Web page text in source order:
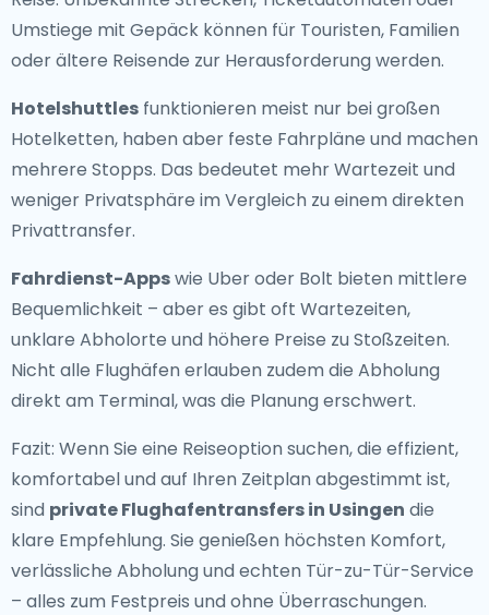
Umstiege mit Gepäck können für Touristen, Familien
oder ältere Reisende zur Herausforderung werden.
Hotelshuttles funktionieren meist nur bei großen
Hotelketten, haben aber feste Fahrpläne und machen
mehrere Stopps. Das bedeutet mehr Wartezeit und
weniger Privatsphäre im Vergleich zu einem direkten
Privattransfer.
Fahrdienst-Appswie Uber oder Bolt bieten mittlere
Bequemlichkeit – aber es gibt oft Wartezeiten,
unklare Abholorte und höhere Preise zu Stoßzeiten.
Nicht alle Flughäfen erlauben zudem die Abholung
direkt am Terminal, was die Planung erschwert.
Fazit: Wenn Sie eine Reiseoption suchen, die effizient,
komfortabel und auf Ihren Zeitplan abgestimmt ist,
sind private Flughafentransfers in Usingen die
klare Empfehlung. Sie genießen höchsten Komfort,
verlässliche Abholung und echten Tür-zu-Tür-Service
– alles zum Festpreis und ohne Überraschungen.